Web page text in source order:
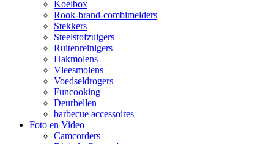
Koelbox
Rook-brand-combimelders
Stekkers
Steelstofzuigers
Ruitenreinigers
Hakmolens
Vleesmolens
Voedseldrogers
Funcooking
Deurbellen
barbecue accessoires
Foto en Video
Camcorders